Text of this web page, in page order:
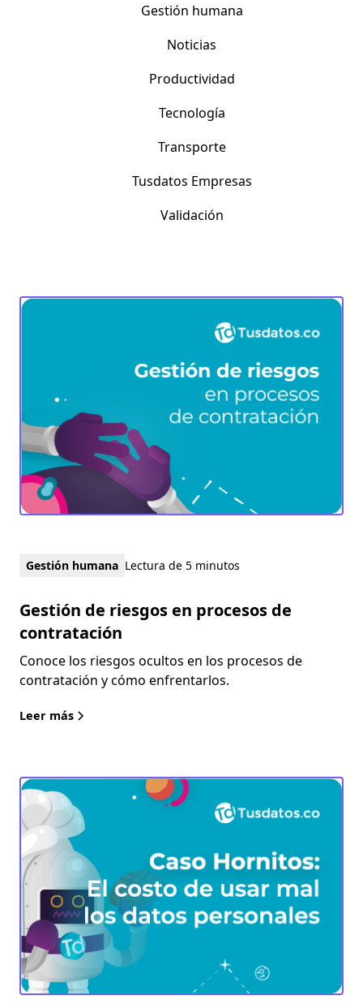
Gestión humana
Noticias
Productividad
Tecnología
Transporte
Tusdatos Empresas
Validación
Gestión humana Lectura de 5 minutos
Gestión de riesgos en procesos de
contratación
Conoce los riesgos ocultos en los procesos de
contratación y cómo enfrentarlos.
Leer más